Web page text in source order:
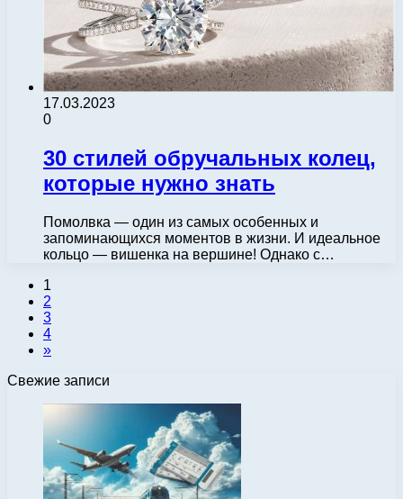
17.03.2023
0
30 стилей обручальных колец,
которые нужно знать
Помолвка — один из самых особенных и
запоминающихся моментов в жизни. И идеальное
кольцо — вишенка на вершине! Однако с…
1
2
3
4
»
Свежие записи